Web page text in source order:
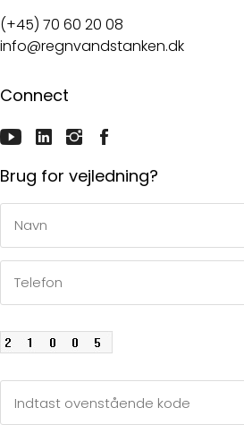
(+45) 70 60 20 08
info@regnvandstanken.dk
Connect
Brug for vejledning?